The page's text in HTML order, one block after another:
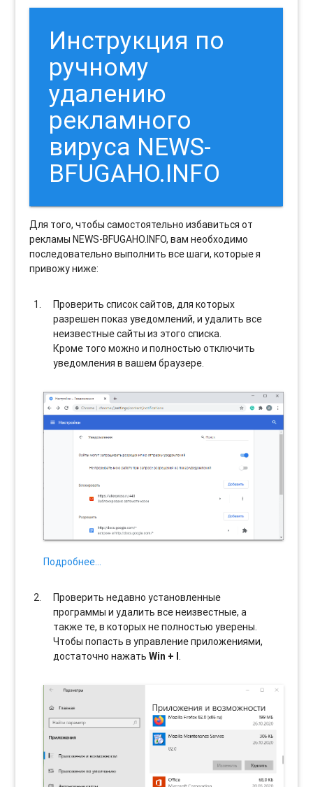
Инструкция по
ручному
удалению
рекламного
вируса NEWS-
BFUGAHO.INFO
Для того, чтобы самостоятельно избавиться от
рекламы NEWS-BFUGAHO.INFO, вам необходимо
последовательно выполнить все шаги, которые я
привожу ниже:
Проверить список сайтов, для которых
разрешен показ уведомлений, и удалить все
неизвестные сайты из этого списка.
Кроме того можно и полностью отключить
уведомления в вашем браузере.
Подробнее…
Проверить недавно установленные
программы и удалить все неизвестные, а
также те, в которых не полностью уверены.
Чтобы попасть в управление приложениями,
достаточно нажатьWin + I